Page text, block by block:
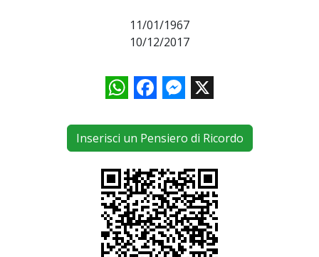
11/01/1967
10/12/2017
WhatsAppFacebookMessenger
X
Inserisci un Pensiero di Ricordo